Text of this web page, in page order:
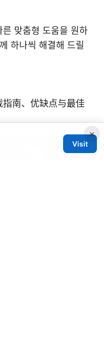
맞춤형 도움을 원하
하나씩 해결해 드릴
南、优缺点与最佳
得关注的开源vpn项
对比、部署与隐私
×
Visit